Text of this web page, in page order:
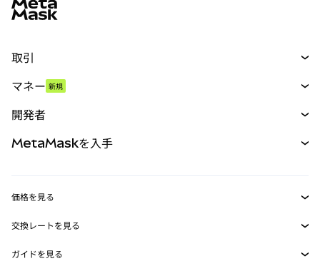
取引
パーペチュアル
RWA
マネー 新規
開発者
MetaMask Connect
Snaps
MetaMaskを入手
セキュリティ
価格を見る
イーサリアムの価格
Solanaの価格
交換レートを見る
ETH→USD
ガイドを見る